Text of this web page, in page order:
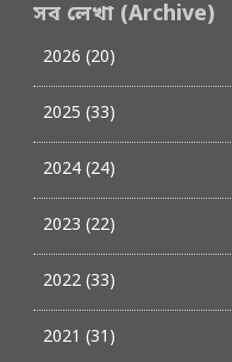
সব লেখা (Archive)
2026 (20)
2025 (33)
2024 (24)
2023 (22)
2022 (33)
2021 (31)